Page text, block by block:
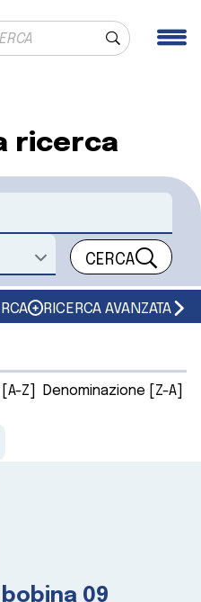
globale
Cerca
ricerca
CERCA
RICERCA AVANZATA
Z] Denominazione [Z-A]
09